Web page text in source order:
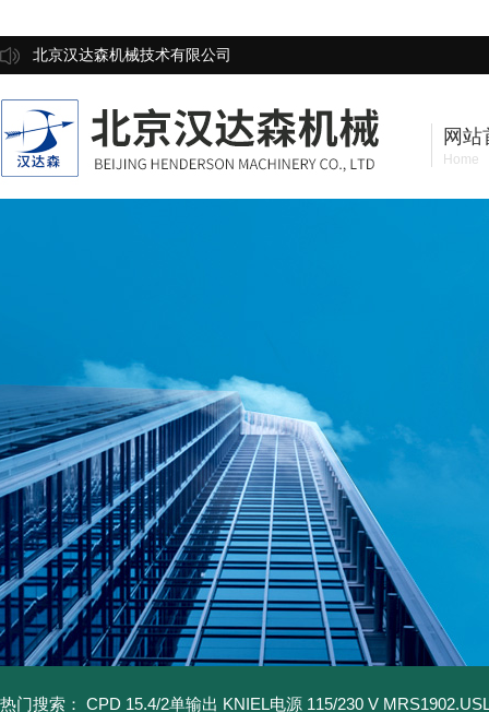
北京汉达森机械技术有限公司
网站
Home
热门搜索： CPD 15.4/2单输出 KNIEL电源 115/230 V